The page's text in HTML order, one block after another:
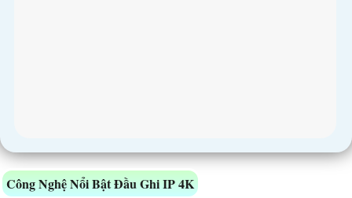
Công Nghệ Nổi Bật Đầu Ghi IP 4K